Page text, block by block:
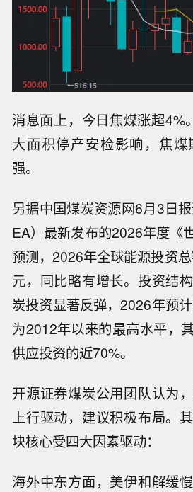
消息面上，今日焦煤涨超4%
大面积停产安检影响，焦
强。
另据中国煤炭资源网6月3日
EA）最新发布的2026年度《
预测，2026年全球能源投资
元，同比略有增长。投资结
炭投资显著反弹，2026年预
为2012年以来的最高水平，
供应投资的近70%。
开源证券煤炭公用团队认为，
上行驱动，建议积极布局。
块核心受四大因素驱动：
海外中东方面，美伊和解缓